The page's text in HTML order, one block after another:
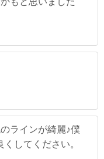
ラインが綺麗♪僕
してください。